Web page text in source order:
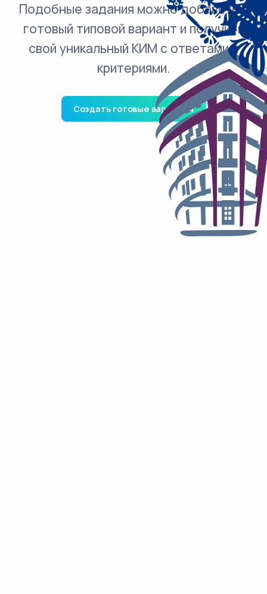
Подобные задания можно добавить в
готовый типовой вариант и получить
свой уникальный КИМ с ответами и
критериями.
Создать готовые варианты